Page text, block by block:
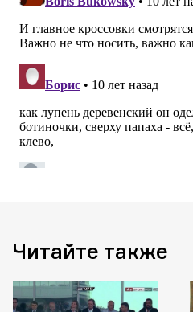
Читайте также